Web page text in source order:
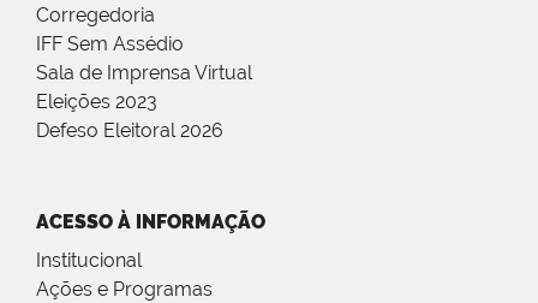
Corregedoria
IFF Sem Assédio
Sala de Imprensa Virtual
Eleições 2023
Defeso Eleitoral 2026
ACESSO À INFORMAÇÃO
Institucional
Ações e Programas